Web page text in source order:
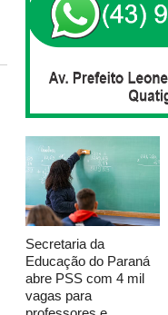
Secretaria da
Educação do Paraná
abre PSS com 4 mil
vagas para